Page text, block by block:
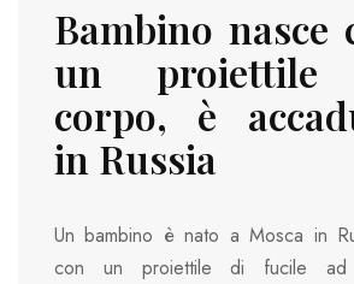
Bambino nasce
un
corpo, è
in Russia
Un bambino è nato a Mosca in
con un proiettile di fucile ad